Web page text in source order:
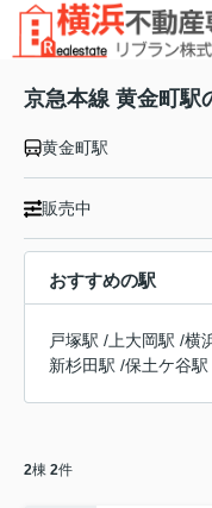
京急本線 黄金町駅
黄金町駅
販売中
おすすめの駅
戸塚駅 / 上大岡駅 /横
新杉田駅 /保土ケ谷駅
2棟 2件